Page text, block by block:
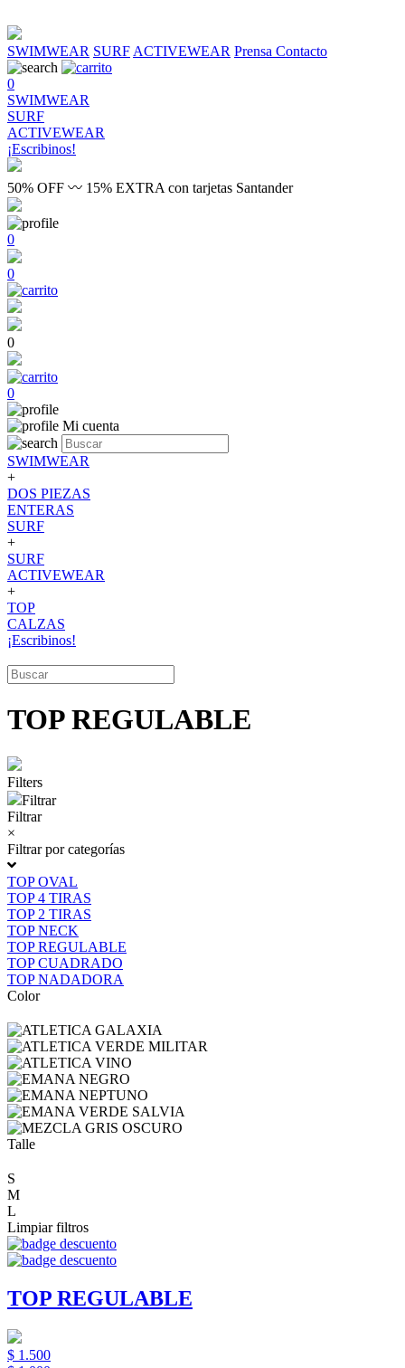
SWIMWEAR SURF ACTIVEWEAR Prensa Contacto
0
SWIMWEAR
SURF
ACTIVEWEAR
¡Escribinos!
50% OFF 〰 15% EXTRA con tarjetas Santander
0
0
0
0
Mi cuenta
SWIMWEAR
+
DOS PIEZAS
ENTERAS
SURF
+
SURF
ACTIVEWEAR
+
TOP
CALZAS
¡Escribinos!
TOP REGULABLE
Filters
Filtrar
Filtrar
×
Filtrar por categorías
TOP OVAL
TOP 4 TIRAS
TOP 2 TIRAS
TOP NECK
TOP REGULABLE
TOP CUADRADO
TOP NADADORA
Color
Talle
S
M
L
Limpiar filtros
TOP REGULABLE
$ 1.500